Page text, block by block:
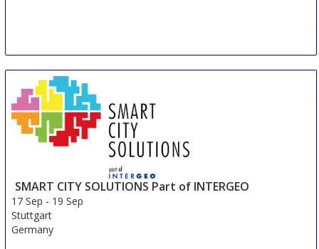
SMART CITY SOLUTIONS Part of INTERGEO
17 Sep - 19 Sep
Stuttgart
Germany